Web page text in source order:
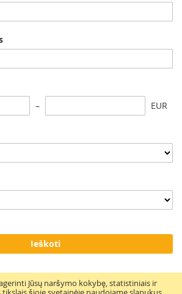
Jūsų naršymo kokybę, statistiniais ir
EUR
Ieškoti